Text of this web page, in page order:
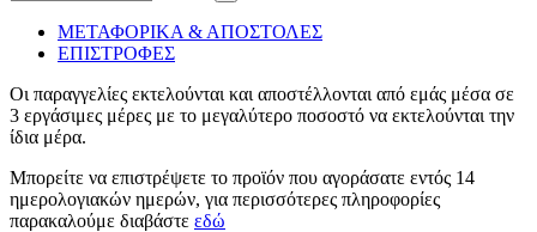
ΜΕΤΑΦΟΡΙΚΑ & ΑΠΟΣΤΟΛΕΣ
ΕΠΙΣΤΡΟΦΕΣ
Οι παραγγελίες εκτελούνται και αποστέλλονται από εμάς μέσα σε
3 εργάσιμες μέρες με το μεγαλύτερο ποσοστό να εκτελούνται την
ίδια μέρα.
Μπορείτε να επιστρέψετε το προϊόν που αγοράσατε εντός 14
ημερολογιακών ημερών, για περισσότερες πληροφορίες
παρακαλούμε διαβάστε εδώ